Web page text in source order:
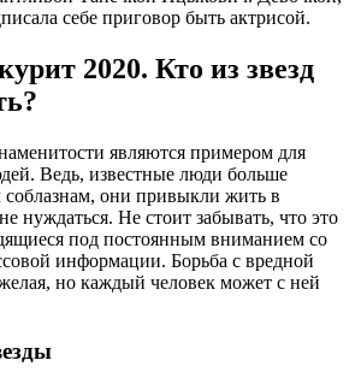
себе приговор быть актрисой.
2020. Кто из звезд
являются примером для
Ведь, известные люди больше
они привыкли жить в
нуждаться. Не стоит забывать, что это
под постоянным вниманием со
информации. Борьба с вредной
но каждый человек может с ней